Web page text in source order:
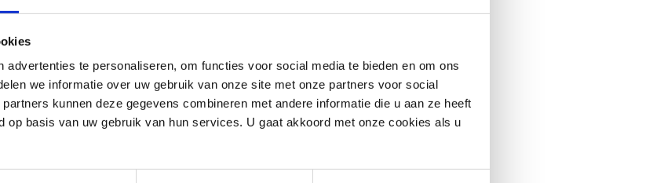
advertenties te personaliseren, om functies voor social media te bieden en om ons
we informatie over uw gebruik van onze site met onze partners voor social
kunnen deze gegevens combineren met andere informatie die u aan ze heeft
op basis van uw gebruik van hun services. U gaat akkoord met onze cookies als u
dan langs in onzewinkel , waar
adviesgesprek onder
ons ook bereiken via e-mail